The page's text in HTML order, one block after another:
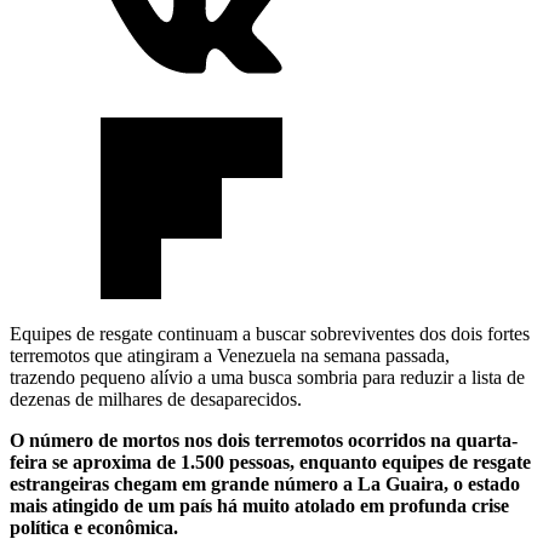
Equipes de resgate continuam a buscar sobreviventes dos dois fortes
terremotos que atingiram a Venezuela na semana passada,
trazendo pequeno alívio a uma busca sombria para reduzir a lista de
dezenas de milhares de desaparecidos.
O número de mortos nos dois terremotos ocorridos na quarta-
feira se aproxima de 1.500 pessoas, enquanto equipes de resgate
estrangeiras chegam em grande número a La Guaira, o estado
mais atingido de um país há muito atolado em profunda crise
política e econômica.